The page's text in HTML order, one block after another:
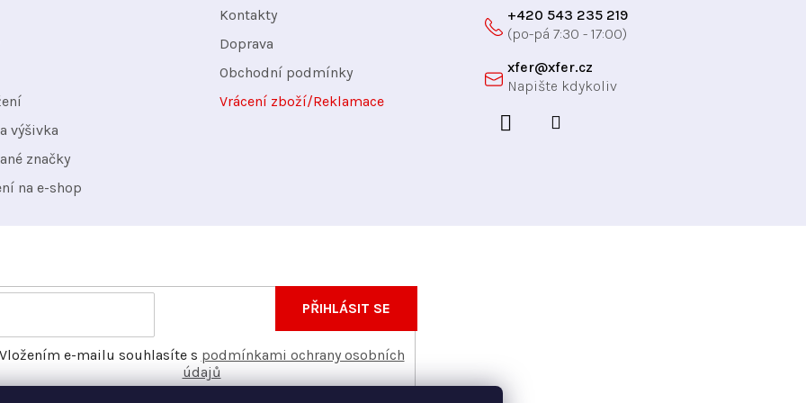
výšivka
značky
na e-shop
Kontakty
Doprava
Obchodní podmínky
Vrácení zboží/Reklamace
xfer@xfer.cz
+420 543 235 219
o nových produktech na našem e-shopu.
Vložením e-mailu souhlasíte s podmínkami ochrany osobních
údajů
PŘIHLÁSIT SE